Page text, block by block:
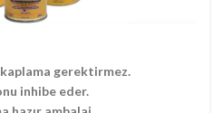
gerektirmez.
inhibe eder.